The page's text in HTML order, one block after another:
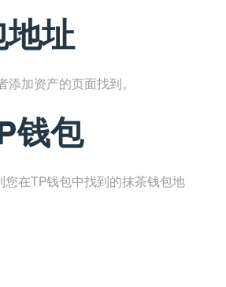
址
加资产的页面找到。
钱包
在TP钱包中找到的抹茶钱包地